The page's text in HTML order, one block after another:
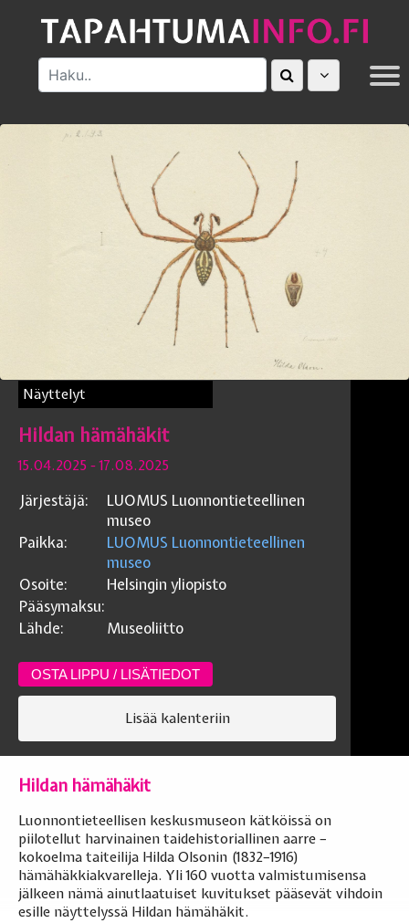
MUUT
Näyttelyt
Hildan hämähäkit
15.04.2025 - 17.08.2025
Järjestäjä:
LUOMUS Luonnontieteellinen
museo
Paikka:
LUOMUS Luonnontieteellinen
museo
Osoite:
Helsingin yliopisto
Pääsymaksu:
Lähde:
Museoliitto
OSTA LIPPU / LISÄTIEDOT
Lisää kalenteriin
Hildan hämähäkit
Luonnontieteellisen keskusmuseon kätköissä on
piilotellut harvinainen taidehistoriallinen aarre –
kokoelma taiteilija Hilda Olsonin (1832–1916)
hämähäkkiakvarelleja. Yli 160 vuotta valmistumisensa
jälkeen nämä ainutlaatuiset kuvitukset pääsevät vihdoin
esille näyttelyssä Hildan hämähäkit.